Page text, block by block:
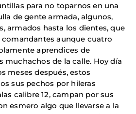
para no toparnos en una
de gente armada, algunos,
armados hasta los dientes, que
comandantes aunque cuatro
aprendices de
muchachos de la calle. Hoy día
meses después, estos
sus pechos por hileras
calibre 12, campan por sus
esmero algo que llevarse a la